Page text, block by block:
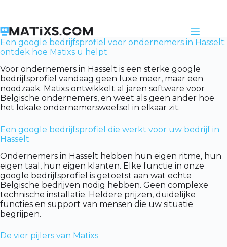
Een google bedrijfsprofiel voor ondernemers in Hasselt:
ontdek hoe Matixs u helpt
Voor ondernemers in Hasselt is een sterke google
bedrijfsprofiel vandaag geen luxe meer, maar een
noodzaak. Matixs ontwikkelt al jaren software voor
Belgische ondernemers, en weet als geen ander hoe
het lokale ondernemersweefsel in elkaar zit.
Een google bedrijfsprofiel die werkt voor uw bedrijf in
Hasselt
Ondernemers in Hasselt hebben hun eigen ritme, hun
eigen taal, hun eigen klanten. Elke functie in onze
google bedrijfsprofiel is getoetst aan wat echte
Belgische bedrijven nodig hebben. Geen complexe
technische installatie. Heldere prijzen, duidelijke
functies en support van mensen die uw situatie
begrijpen.
De vier pijlers van Matixs